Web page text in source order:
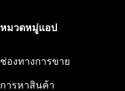
หมวดหมู่แอป
ช่องทางการขาย
การหาสินค้า